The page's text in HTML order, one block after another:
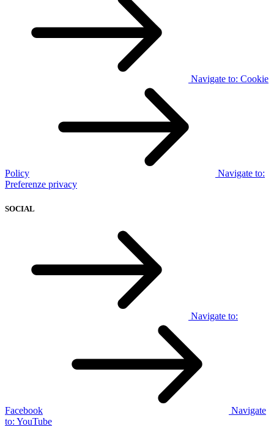
Navigate to: Cookie
Policy
Navigate to:
Preferenze privacy
SOCIAL
Navigate to:
Facebook
Navigate
to: YouTube